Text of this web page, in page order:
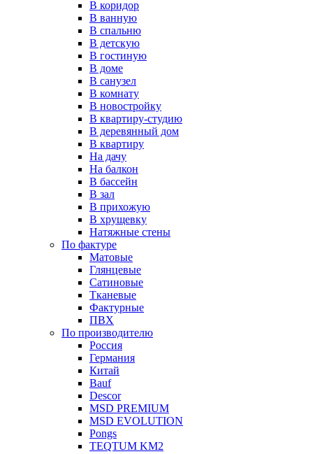
В коридор
В ванную
В спальню
В детскую
В гостиную
В доме
В санузел
В комнату
В новостройку
В квартиру-студию
В деревянный дом
В квартиру
На дачу
На балкон
В бассейн
В зал
В прихожую
В хрущевку
Натяжные стены
По фактуре
Матовые
Глянцевые
Сатиновые
Тканевые
Фактурные
ПВХ
По производителю
Россия
Германия
Китай
Вauf
Descor
MSD PREMIUM
MSD EVOLUTION
Pongs
TEQTUM KM2